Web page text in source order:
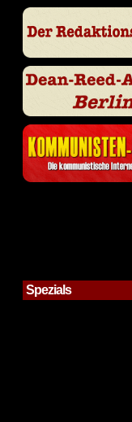
Spezials